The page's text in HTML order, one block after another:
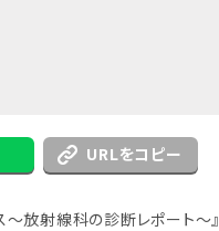
URLをコピー
～放射線科の診断レポート～』